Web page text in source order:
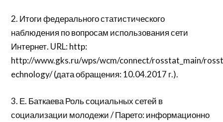
2. Итоги федерального статистического
наблюдения по вопросам использования сети
Интернет. URL: http:
http://www.gks.ru/wps/wcm/connect/rosstat_main/
echnology/ (дата обращения: 10.04.2017 г.).
3. Е. Баткаева Роль социальных сетей в
социализации молодежи / Парето: информационно